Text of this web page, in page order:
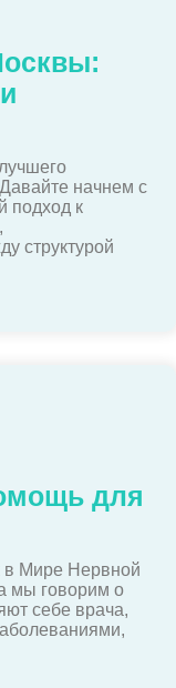
начнем с
подход к
структурой
для
в Мире Нервной
мы говорим о
себе врача,